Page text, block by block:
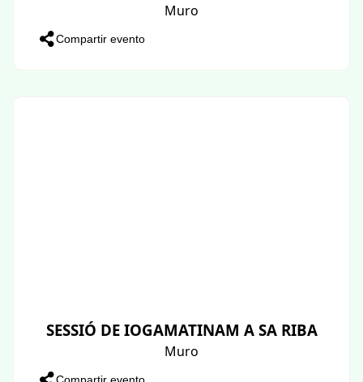
Muro
Compartir evento
SESSIÓ DE IOGAMATINAM A SA RIBA
Muro
Compartir evento